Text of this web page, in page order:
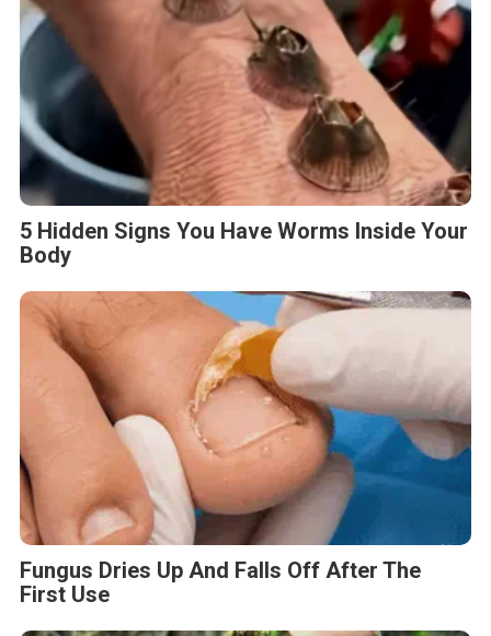
5 Hidden Signs You Have Worms Inside Your
Body
Fungus Dries Up And Falls Off After The
First Use